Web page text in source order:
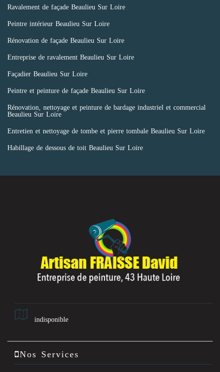
Ravalement de façade Beaulieu Sur Loire
Peintre intérieur Beaulieu Sur Loire
Rénovation de façade Beaulieu Sur Loire
Entreprise de ravalement Beaulieu Sur Loire
Façadier Beaulieu Sur Loire
Peintre et peinture de façade Beaulieu Sur Loire
Rénovation, nettoyage et peinture de bardage industriel et commercial
Beaulieu Sur Loire
Entretien et nettoyage de tombe et pierre tombale Beaulieu Sur Loire
Habillage de dessous de toit Beaulieu Sur Loire
indisponible
Nos Services